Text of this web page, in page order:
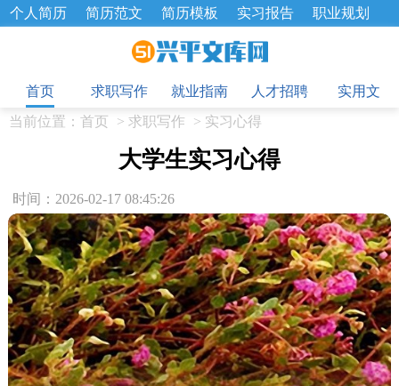
个人简历 简历范文 简历模板 实习报告
职业规划
招聘选拔 绩效考核 企业文化
工作总结
辞职报告
首页
求职写作 就业指南 人才招聘
实用文
当前位置： 首页 > 求职写作 > 实习心得
大学生实习心得
时间：2026-02-17 08:45:26